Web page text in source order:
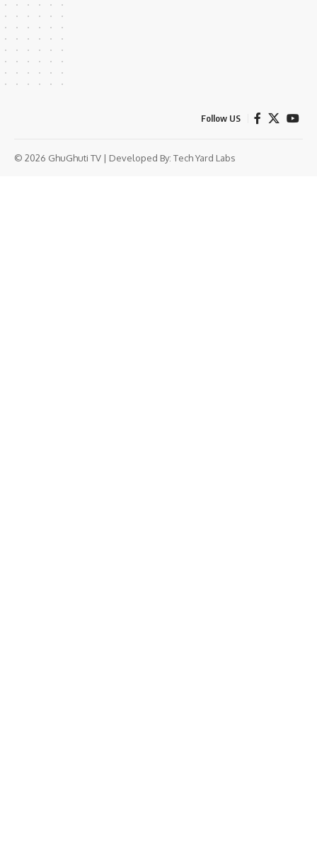
Follow US
© 2026 GhuGhuti TV | Developed By: Tech Yard Labs